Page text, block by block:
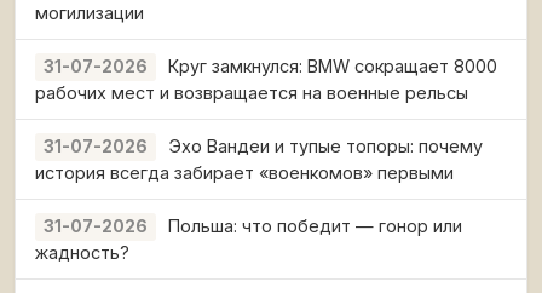
могилизации
31-07-2026
Круг замкнулся: BMW сокращает 8000
рабочих мест и возвращается на военные рельсы
31-07-2026
Эхо Вандеи и тупые топоры: почему
история всегда забирает «военкомов» первыми
31-07-2026
Польша: что победит — гонор или
жадность?